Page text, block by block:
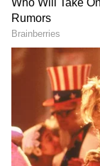
ஆம், ராயல்
லீக் சுற்றின்
நம்பர் 1
சுற்றுக்கு
பெற்று,
முறையாக